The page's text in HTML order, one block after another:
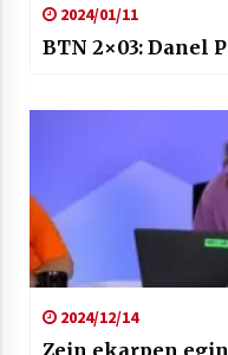
2024/01/11
BTN 2×03: Danel
2024/12/14